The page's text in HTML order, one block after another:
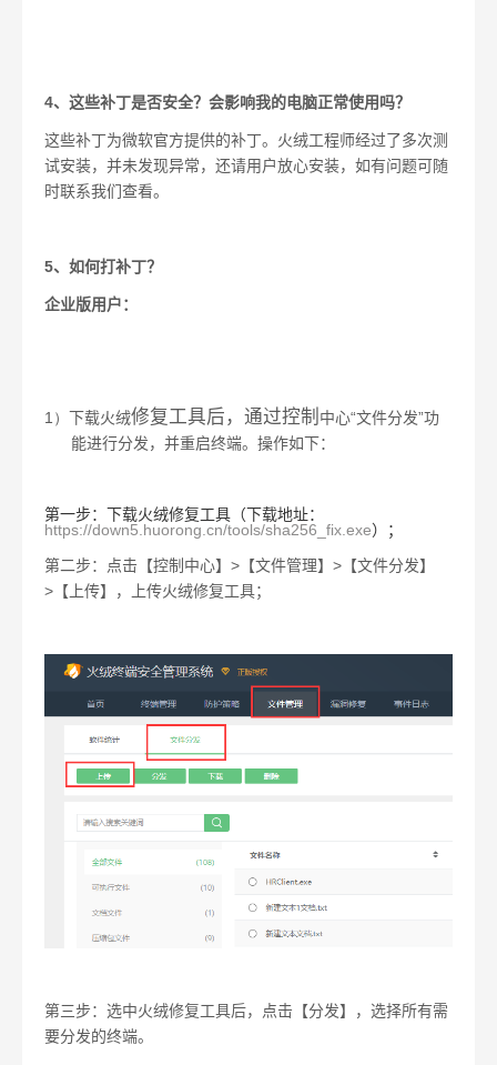
4、这些补丁是否安全？会影响我的电脑正常使用吗？
这些补丁为微软官方提供的补丁。火绒工程师经过了多次测
试安装，并未发现异常，还请用户放心安装，如有问题可随
时联系我们查看。
5、如何打补丁？
企业版用户：
1） 下载火绒修复工具后，通过控制 中心“文件分发”功
能进行分发，并重启终端。操作如下：
第一步：下载火绒修复工具（下载地址：
https://down5.huorong.cn/tools/sha256_fix.exe）；
第二步：点击【控制中心】 > 【文件管理】 > 【文件分发】
> 【上传】，上传火绒修复工具；
第三步：选中火绒修复工具后，点击【分发】，选择所有需
要分发的终端。